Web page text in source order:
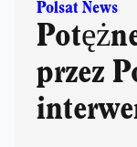
Polsat News
przez